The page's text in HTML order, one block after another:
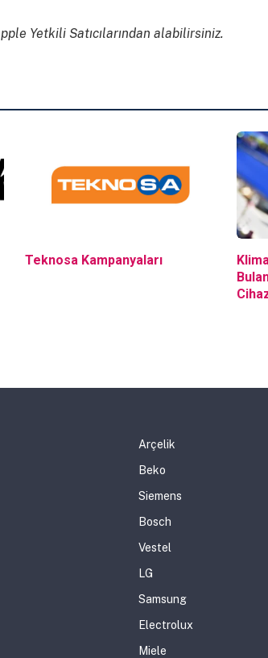
Yetkili Satıcılarından alabilirsiniz.
Teknosa Kampanyaları
Arçelik
Beko
Siemens
Bosch
Vestel
LG
Samsung
Electrolux
Miele